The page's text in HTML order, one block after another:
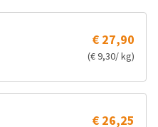
€ 27,90
(€ 9,30/ kg)
€ 26,25